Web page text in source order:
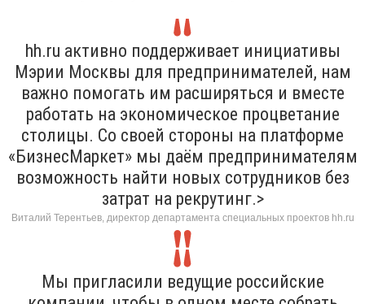
hh.ru активно поддерживает инициативы
Мэрии Москвы для предпринимателей, нам
важно помогать им расширяться и вместе
работать на экономическое процветание
столицы. Со своей стороны на платформе
«БизнесМаркет» мы даём предпринимателям
возможность найти новых сотрудников без
затрат на рекрутинг.>
Виталий Терентьев, директор департамента специальных проектов hh.ru
Мы пригласили ведущие российские